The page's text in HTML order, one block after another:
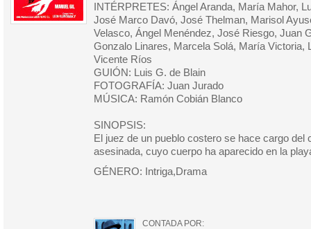
INTÉRPRETES: Ángel Aranda, María Mahor,
José Marco Davó, José Thelman, Marisol
Velasco, Ángel Menéndez, José Riesgo, Juan
Gonzalo Linares, Marcela Solá, María Victoria,
Vicente Ríos
GUIÓN: Luis G. de Blain
FOTOGRAFÍA: Juan Jurado
MÚSICA: Ramón Cobián Blanco
SINOPSIS:
El juez de un pueblo costero se hace cargo del
asesinada, cuyo cuerpo ha aparecido en la
GÉNERO: Intriga,Drama
CONTADA POR: